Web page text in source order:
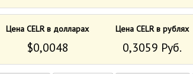
Цена CELR в долларах Цена CELR в рублях
$0,0048 0,3059 Руб.